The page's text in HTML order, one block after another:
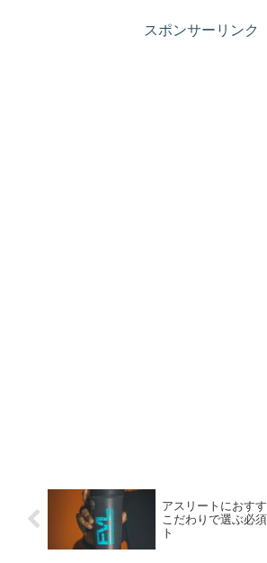
スポンサーリンク
アスリートにおす
こだわりで選ぶ必
ト